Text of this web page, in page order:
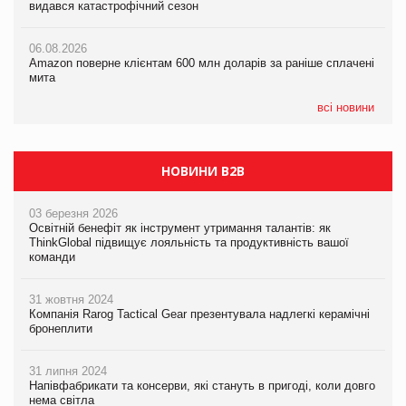
видався катастрофічний сезон
06.08.2026
Amazon поверне клієнтам 600 млн доларів за раніше сплачені
мита
всі новини
Смачне поповнення дитячого меню: у VARUS з’явилися
05.08.2026
Сергій Лісунов про заморожені хлібобулочні вироби на
мита
05.08.2026
У Євросоюзі набули чинності нові правила щодо штучного
інтелекту
НОВИНИ B2B
03 березня 2026
Освітній бенефіт як інструмент утримання талантів: як
ThinkGlobal підвищує лояльність та продуктивність вашої
команди
31 жовтня 2024
Компанія Rarog Tactical Gear презентувала надлегкі керамічні
бронеплити
31 липня 2024
Напівфабрикати та консерви, які стануть в пригоді, коли довго
нема світла